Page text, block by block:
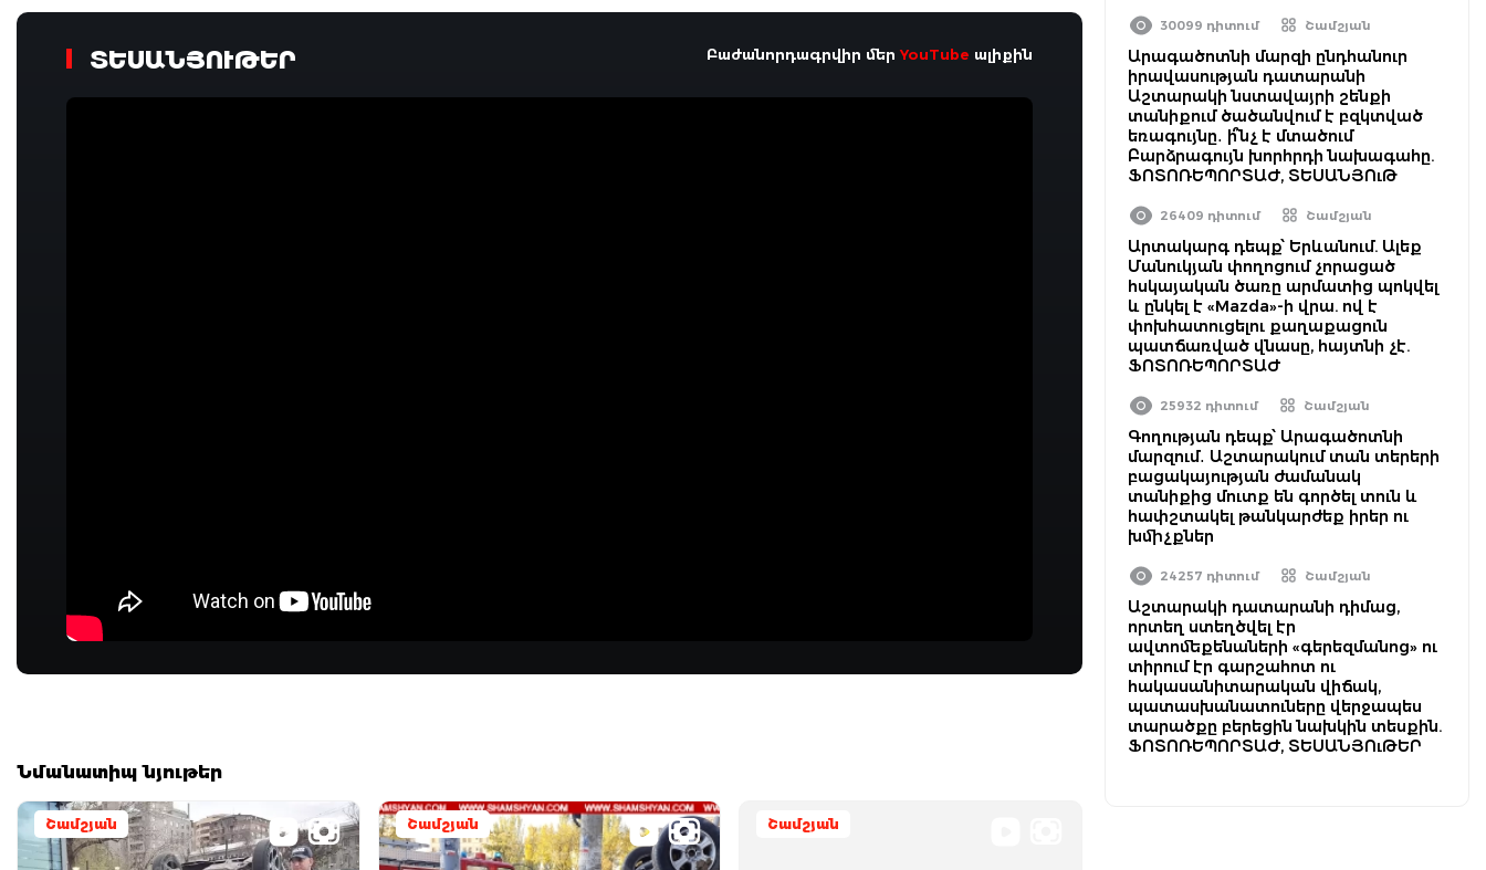
ՏԵՍԱՆՅՈՒԹԵՐ Բաժանորդագրվիր մերYouTube ալիքին
Նմանատիպ նյութեր
Շամշյան Շամշյան Շամշյան
30099 դիտում Շամշյան
Արագածոտնի մարզի ընդհանուր
իրավասության դատարանի
Աշտարակի նստավայրի շենքի
տանիքում ծածանվում է բզկտված
եռագույնը․ ի՞նչ է մտածում
Բարձրագույն խորհրդի նախագահը.
ՖՈՏՈՌԵՊՈՐՏԱԺ, ՏԵՍԱՆՅՈւԹ
26409 դիտում Շամշյան
Արտակարգ դեպք՝ Երևանում. Ալեք
Մանուկյան փողոցում չորացած
հսկայական ծառը արմատից պոկվել
և ընկել է «Mazda»-ի վրա. ով է
փոխհատուցելու քաղաքացուն
պատճառված վնասը, հայտնի չէ.
ՖՈՏՈՌԵՊՈՐՏԱԺ
25932 դիտում Շամշյան
Գողության դեպք՝ Արագածոտնի
մարզում․ Աշտարակում տան տերերի
բացակայության ժամանակ
տանիքից մուտք են գործել տուն և
հափշտակել թանկարժեք իրեր ու
խմիչքներ
24257 դիտում Շամշյան
Աշտարակի դատարանի դիմաց,
որտեղ ստեղծվել էր
ավտոմեքենաների «գերեզմանոց» ու
տիրում էր գարշահոտ ու
հակասանիտարական վիճակ,
պատասխանատուները վերջապես
տարածքը բերեցին նախկին տեսքին.
ՖՈՏՈՌԵՊՈՐՏԱԺ, ՏԵՍԱՆՅՈւԹԵՐ